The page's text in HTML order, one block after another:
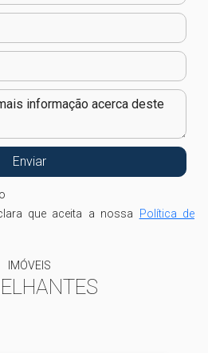
que aceita a nossa Política de
IMÓVEIS